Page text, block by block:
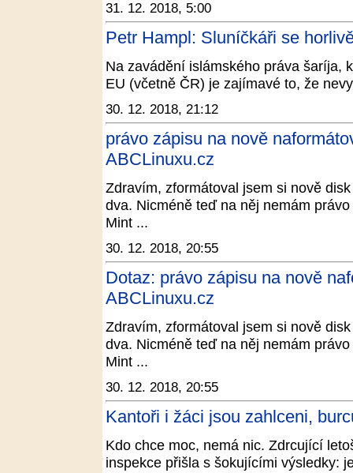
31. 12. 2018, 5:00
Petr Hampl: Sluníčkáři se
Na zavádění islámského práva šaríja,
EU (včetně ČR) je zajímavé to, že
30. 12. 2018, 21:12
právo zápisu na nově
ABCLinuxu.cz
Zdravím, zformátoval jsem si nově
dva. Nicméně teď na něj nemám
Mint ...
30. 12. 2018, 20:55
Dotaz: právo zápisu na nově
ABCLinuxu.cz
Zdravím, zformátoval jsem si nově
dva. Nicméně teď na něj nemám
Mint ...
30. 12. 2018, 20:55
Kantoři i žáci jsou zahlceni,
Kdo chce moc, nemá nic. Zdrcující
inspekce přišla s šokujícími výsledky: